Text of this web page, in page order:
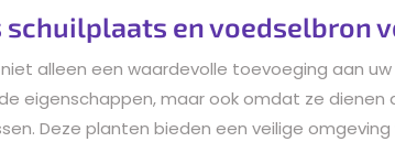
schuilplaats en voedselbron
alleen een waardevolle toevoeging aan
eigenschappen, maar ook omdat ze dienen
Deze planten bieden een veilige omgeving